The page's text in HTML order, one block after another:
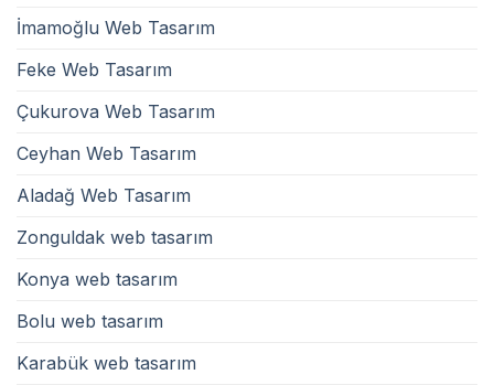
İmamoğlu Web Tasarım
Feke Web Tasarım
Çukurova Web Tasarım
Ceyhan Web Tasarım
Aladağ Web Tasarım
Zonguldak web tasarım
Konya web tasarım
Bolu web tasarım
Karabük web tasarım